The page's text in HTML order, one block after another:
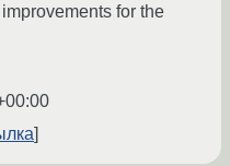
for the